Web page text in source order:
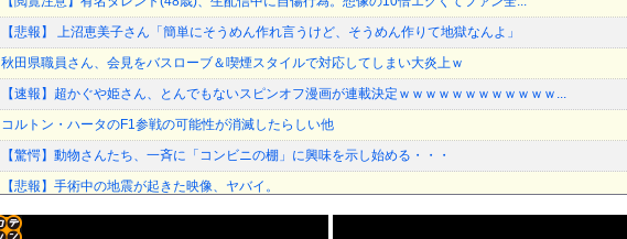
【悲報】 上沼恵美子さん「簡単にそうめん作れ言うけど、そうめん作りて地獄なんよ」
秋田県職員さん、会見をバスローブ＆喫煙スタイルで対応してしまい大炎上ｗ
【速報】超かぐや姫さん、とんでもないスピンオフ漫画が連載決定ｗｗｗｗｗｗｗｗｗｗｗｗ...
コルトン・ハータのF1参戦の可能性が消滅したらしい他
【驚愕】動物さんたち、一斉に「コンビニの棚」に興味を示し始める・・・
【悲報】手術中の地震が起きた映像、ヤバイ。
過給なしで420ps。しかもL型エンジン…このS31Zいくらかかってるんだ…